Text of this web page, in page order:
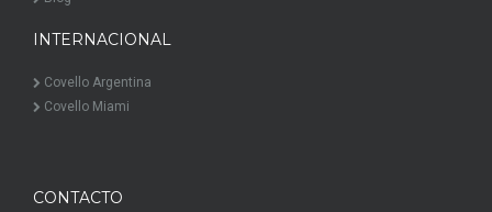
INTERNACIONAL
Covello Argentina
Covello Miami
CONTACTO